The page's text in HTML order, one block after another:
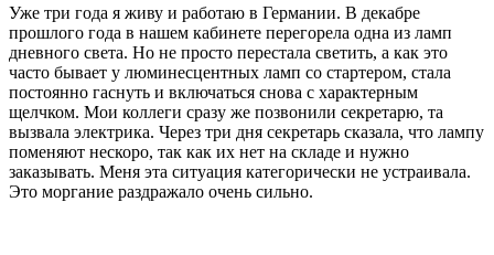
Уже три года я живу и работаю в Германии. В декабре
прошлого года в нашем кабинете перегорела одна из ламп
дневного света. Но не просто перестала светить, а как это
часто бывает у люминесцентных ламп со стартером, стала
постоянно гаснуть и включаться снова с характерным
щелчком. Мои коллеги сразу же позвонили секретарю, та
вызвала электрика. Через три дня секретарь сказала, что лампу
поменяют нескоро, так как их нет на складе и нужно
заказывать. Меня эта ситуация категорически не устраивала.
Это моргание раздражало очень сильно.